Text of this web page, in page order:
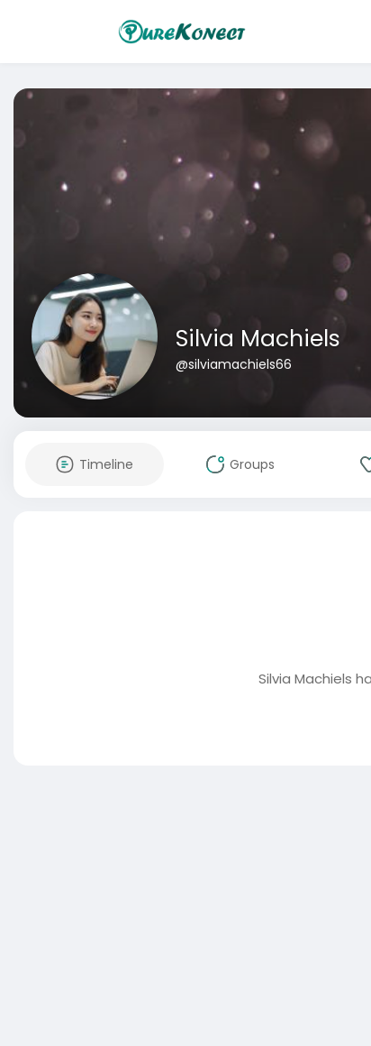
Silvia Machiels
@silviamachiels66
Timeline Groups
Silvia Machiels